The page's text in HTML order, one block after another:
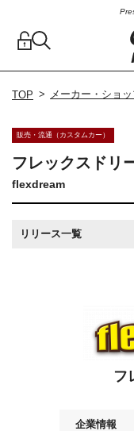
TOP メーカー・ショ
販売・流通（カスタムカー）
フレックスドリ
flexdream
リリース一覧
フ
企業情報